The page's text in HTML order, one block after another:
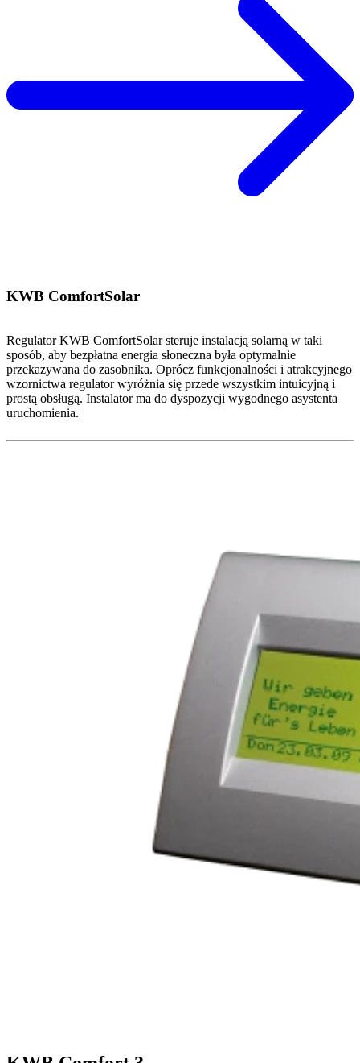
KWB ComfortSolar
Regulator KWB ComfortSolar steruje instalacją solarną w taki
sposób, aby bezpłatna energia słoneczna była optymalnie
przekazywana do zasobnika. Oprócz funkcjonalności i atrakcyjnego
wzornictwa regulator wyróżnia się przede wszystkim intuicyjną i
prostą obsługą. Instalator ma do dyspozycji wygodnego asystenta
uruchomienia.